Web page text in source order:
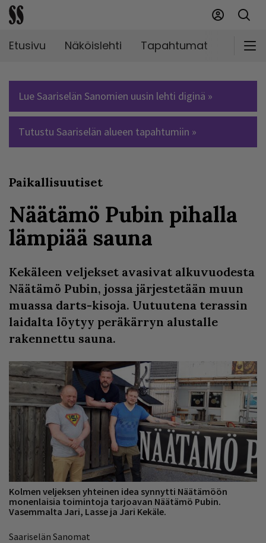
Etusivu Näköislehti Tapahtumat
Lue Saariselän Sanomien uusin lehti diginä »
Tutustu Saariselän alueen tapahtumiin »
Paikallisuutiset
Näätämö Pubin pihalla
lämpiää sauna
Kekäleen veljekset avasivat alkuvuodesta
Näätämö Pubin, jossa järjestetään muun
muassa darts-kisoja. Uutuutena terassin
laidalta löytyy peräkärryn alustalle
rakennettu sauna.
Kolmen veljeksen yhteinen idea synnytti Näätämöön
monenlaisia toimintoja tarjoavan Näätämö Pubin.
Vasemmalta Jari, Lasse ja Jari Kekäle.
Saariselän Sanomat